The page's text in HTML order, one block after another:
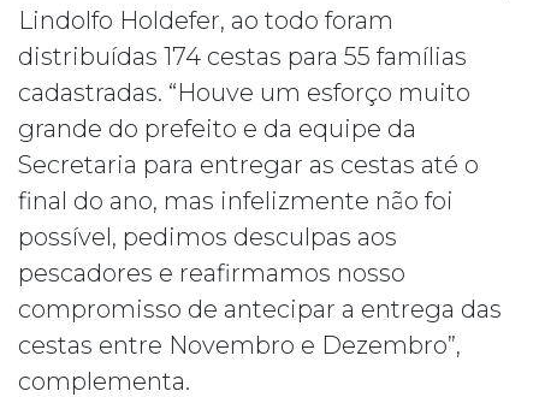
Lindolfo Holdefer, ao todo foram
distribuídas 174 cestas para 55 famílias
cadastradas. “Houve um esforço muito
grande do prefeito e da equipe da
Secretaria para entregar as cestas até o
final do ano, mas infelizmente não foi
possível, pedimos desculpas aos
pescadores e reafirmamos nosso
compromisso de antecipar a entrega das
cestas entre Novembro e Dezembro”,
complementa.